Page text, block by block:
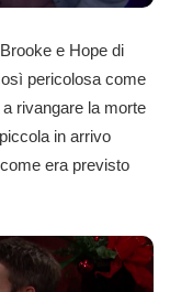
e Hope di
pericolosa come
rivangare la morte
in arrivo
era previsto